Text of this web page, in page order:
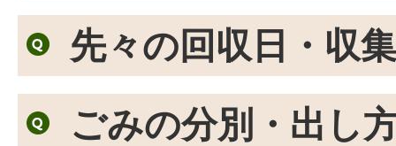
先々の回収日・収
ごみの分別・出し